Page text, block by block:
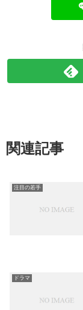
関連記事
注目の若手
ドラマ